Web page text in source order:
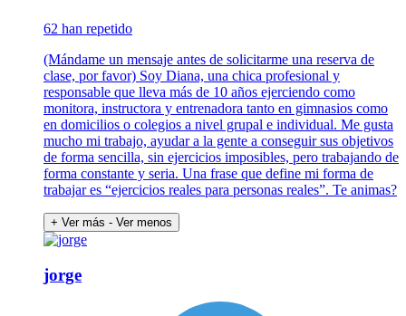
62 han repetido
(Mándame un mensaje antes de solicitarme una reserva de
clase, por favor) Soy Diana, una chica profesional y
responsable que lleva más de 10 años ejerciendo como
monitora, instructora y entrenadora tanto en gimnasios como
en domicilios o colegios a nivel grupal e individual. Me gusta
mucho mi trabajo, ayudar a la gente a conseguir sus objetivos
de forma sencilla, sin ejercicios imposibles, pero trabajando de
forma constante y seria. Una frase que define mi forma de
trabajar es “ejercicios reales para personas reales”. Te animas?
+ Ver más - Ver menos
jorge